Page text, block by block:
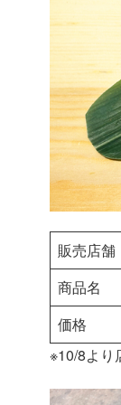
販売店舗
商品名
価格
※10/8より